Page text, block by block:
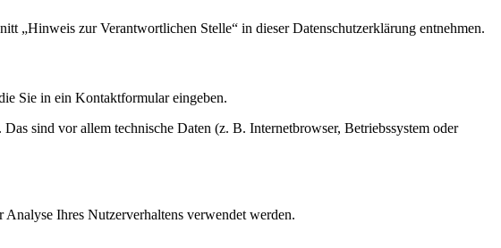
„Hinweis zur Verantwortlichen Stelle“ in dieser Datenschutzerklärung entnehmen.
Sie in ein Kontaktformular eingeben.
sind vor allem technische Daten (z. B. Internetbrowser, Betriebssystem oder
Ihres Nutzerverhaltens verwendet werden.